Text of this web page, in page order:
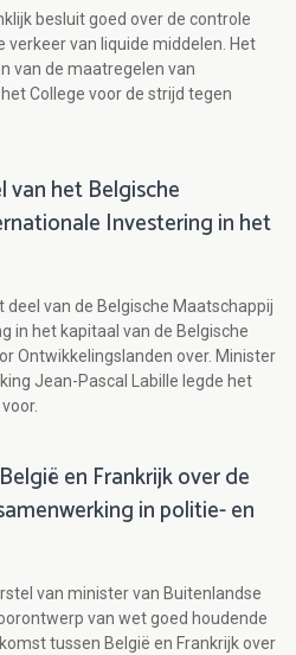
besluit goed over de controle
van liquide middelen. Het
van de maatregelen van
College voor de strijd tegen
van het Belgische
Investering in het
van de Belgische Maatschappij
in het kapitaal van de Belgische
Ontwikkelingslanden over. Minister
Jean-Pascal Labille legde het
en Frankrijk over de
in politie- en
van minister van Buitenlandse
van wet goed houdende
tussen België en Frankrijk over